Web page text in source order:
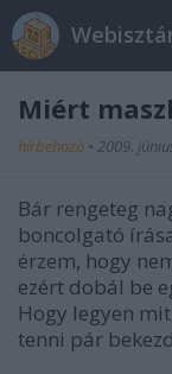
Miért
hírbehozó • 2009.
Bár rengeteg
boncolgató
érzem, hogy
ezért dobál be
Hogy legyen
tenni pár